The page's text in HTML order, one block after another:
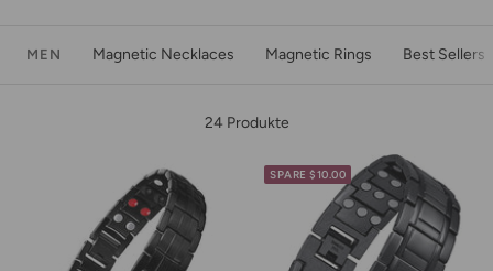
MEN Magnetic Necklaces Magnetic Rings Best Sellers
24 Produkte
SPARE $10.00